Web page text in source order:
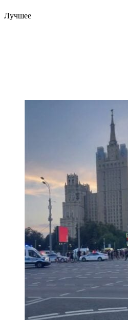
Лучшее